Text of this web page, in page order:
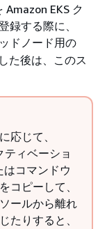
Amazon EKS ク
録する際に、
ドノード用の
た後は、このス
応じて、
ィベーショ
はコマンドウ
コピーして、
ールから離れ
たりすると、